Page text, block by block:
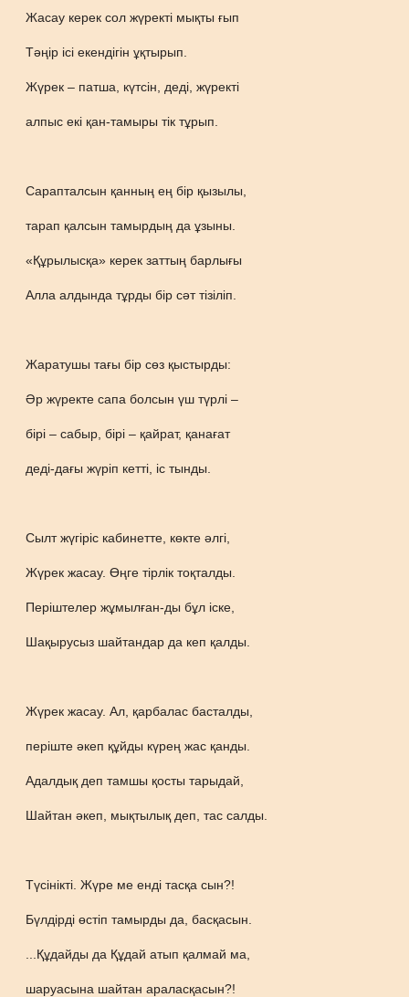
Жасау керек сол жүректі мықты ғып
Тәңір ісі екендігін ұқтырып.
Жүрек – патша, күтсін, деді, жүректі
алпыс екі қан-тамыры тік тұрып.
Сарапталсын қанның ең бір қызылы,
тарап қалсын тамырдың да ұзыны.
«Құрылысқа» керек заттың барлығы
Алла алдында тұрды бір сәт тізіліп.
Жаратушы тағы бір сөз қыстырды:
Әр жүректе сапа болсын үш түрлі –
бірі – сабыр, бірі – қайрат, қанағат
деді-дағы жүріп кетті, іс тынды.
Сылт жүгіріс кабинетте, көкте әлгі,
Жүрек жасау. Өңге тірлік тоқталды.
Періштелер жұмылған-ды бұл іске,
Шақырусыз шайтандар да кеп қалды.
Жүрек жасау. Ал, қарбалас басталды,
періште әкеп құйды күрең жас қанды.
Адалдық деп тамшы қосты тарыдай,
Шайтан әкеп, мықтылық деп, тас салды.
Түсінікті. Жүре ме енді тасқа сын?!
Бүлдірді өстіп тамырды да, басқасын.
...Құдайды да Құдай атып қалмай ма,
шаруасына шайтан араласқасын?!